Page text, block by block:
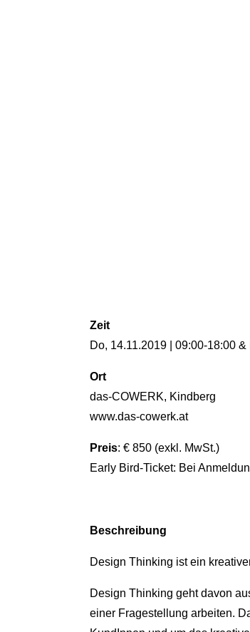
Zeit
Do, 14.11.2019 | 09:00-18:00
Ort
das-COWERK, Kindberg
www.das-cowerk.at
Preis: € 850 (exkl. MwSt.)
Early Bird-Ticket: Bei
Beschreibung
Design Thinking ist ein
Design Thinking geht davon
einer Fragestellung arbeiten.